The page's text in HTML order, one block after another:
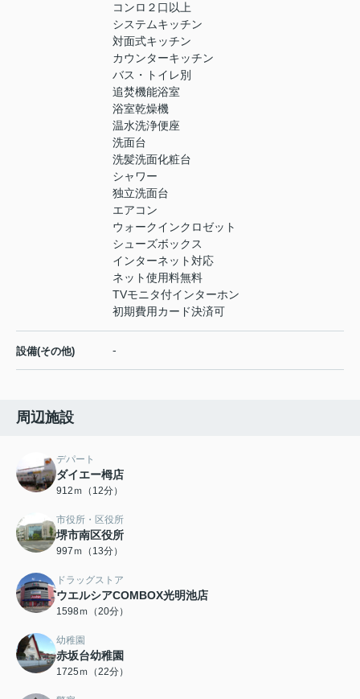
コンロ２口以上
システムキッチン
対面式キッチン
カウンターキッチン
バス・トイレ別
追焚機能浴室
浴室乾燥機
温水洗浄便座
洗面台
洗髪洗面化粧台
シャワー
独立洗面台
エアコン
ウォークインクロゼット
シューズボックス
インターネット対応
ネット使用料無料
TVモニタ付インターホン
初期費用カード決済可
設備(その他) -
周辺施設
デパート
ダイエー栂店
912ｍ（12分）
市役所・区役所
堺市南区役所
997ｍ（13分）
ドラッグストア
ウエルシアCOMBOX光明池店
1598ｍ（20分）
幼稚園
赤坂台幼稚園
1725ｍ（22分）